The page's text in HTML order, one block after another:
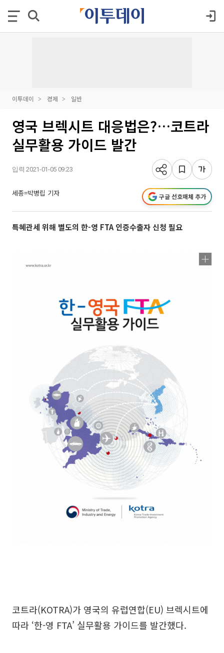
이투데이 경제 일반
영국 브렉시트 대응법은?…코트라
실무활용 가이드 발간
입력 2021-01-05 09:23
세종=박병립 기자 구글 선호매체 추가
특혜관세 위해 별도의 한-영 FTA 인증수출자 신청 필요
코트라(KOTRA)가 영국의 유럽연합(EU) 브렉시트에
따라 ‘한-영 FTA’ 실무활용 가이드를 발간했다.